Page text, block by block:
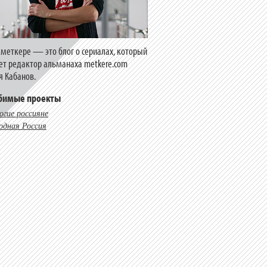
— это блог о сериалах, который
редактор альманаха metkere.com
Кабанов.
проекты
россияне
Россия